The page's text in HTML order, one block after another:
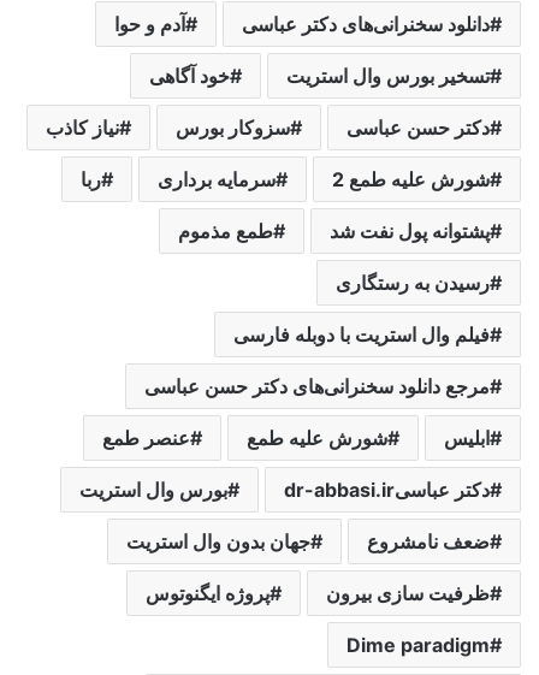
دانلود سخنرانی‌های دکتر عباسی آدم و حوا
تسخیر بورس وال استریت خود آگاهی
دکتر حسن عباسی سزوکار بورس نیاز کاذب
شورش علیه طمع 2 سرمایه برداری ربا
پشتوانه پول نفت شد طمع مذموم
رسیدن به رستگاری
فیلم وال استریت با دوبله فارسی
مرجع دانلود سخنرانی‌های دکتر حسن عباسی
ابلیس شورش علیه طمع عنصر طمع
دکتر عباسیdr-abbasi.ir بورس وال استریت
ضعف نامشروع جهان بدون وال استریت
ظرفیت سازی بیرون پروژه ایگنوتوس
Dime paradigm